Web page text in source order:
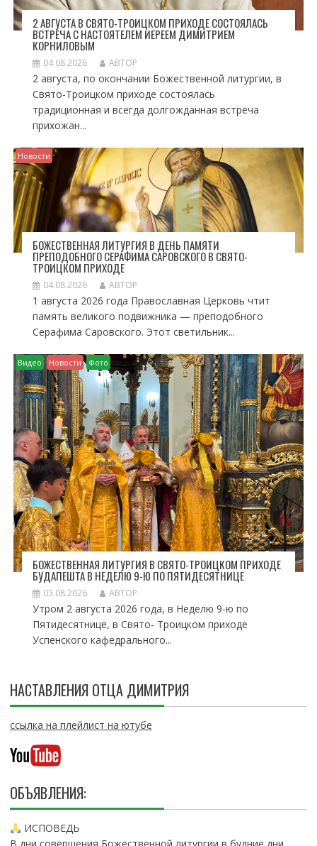
2 АВГУСТА В СВЯТО-ТРОИЦКОМ ПРИХОДЕ СОСТОЯЛАСЬ
ВСТРЕЧА С НАСТОЯТЕЛЕМ ИЕРЕЕМ ДИМИТРИЕМ
КОРНИЛОВЫМ
04.08.2026 АВТОР
2 августа, по окончании Божественной литургии, в
Свято-Троицком приходе состоялась
традиционная и всегда долгожданная встреча
прихожан...
Новости
БОЖЕСТВЕННАЯ ЛИТУРГИЯ В ДЕНЬ ПАМЯТИ
ПРЕПОДОБНОГО СЕРАФИМА САРОВСКОГО В СВЯТО-
ТРОИЦКОМ ПРИХОДЕ
04.08.2026 АВТОР
1 августа 2026 года Православная Церковь чтит
память великого подвижника — преподобного
Серафима Саровского. Этот светильник...
Видео Новости Фото
БОЖЕСТВЕННАЯ ЛИТУРГИЯ В СВЯТО-ТРОИЦКОМ ПРИХОДЕ
БУДАПЕШТА В НЕДЕЛЮ 9-Ю ПО ПЯТИДЕСЯТНИЦЕ
03.08.2026 АВТОР
Утром 2 августа 2026 года, в Неделю 9-ю по
Пятидесятнице, в Свято- Троицком приходе
Успенского кафедрального...
НАСТАВЛЕНИЯ ОТЦА ДИМИТРИЯ
ссылка на плейлист на ютубе
ОБЪЯВЛЕНИЯ:
ИСПОВЕДЬ